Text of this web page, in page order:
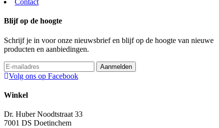
Contact
Blijf op de hoogte
Schrijf je in voor onze nieuwsbrief en blijf op de hoogte van nieuwe
producten en aanbiedingen.
Volg ons op Facebook
Winkel
Dr. Huber Noodtstraat 33
7001 DS Doetinchem